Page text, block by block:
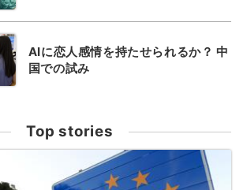
AIに恋人感情を持たせられるか？ 中
国での試み
Top stories